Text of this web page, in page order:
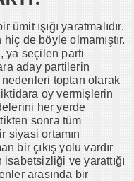
ışığı yaratmalıdır.
de böyle olmamıştır.
ya seçilen parti
aday partilerin
toptan olarak
oy vermişlerin
her yerde
sonra tüm
siyasi ortamın
bir çıkış yolu vardır
ve yarattığı
arasında bir